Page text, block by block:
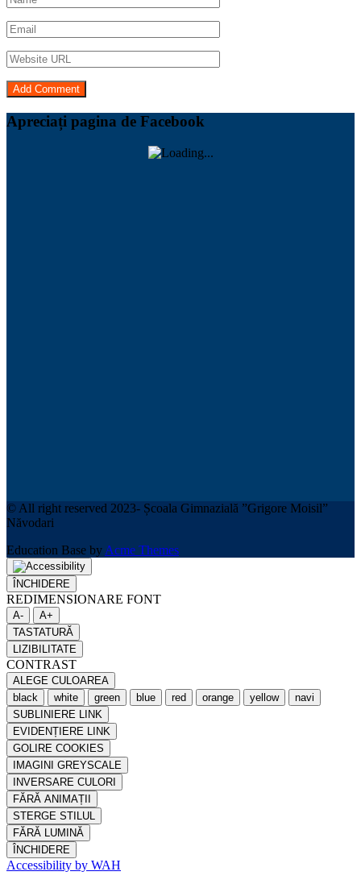
Apreciați pagina de Facebook
© All right reserved 2023- Școala Gimnazială ”Grigore Moisil”
Năvodari
Education Base by Acme Themes
ÎNCHIDERE
REDIMENSIONARE FONT
A-
A+
TASTATURĂ
LIZIBILITATE
CONTRAST
ALEGE CULOAREA
black
white green blue red orange yellow
navi
SUBLINIERE LINK
EVIDENȚIERE LINK
GOLIRE COOKIES
IMAGINI GREYSCALE
INVERSARE CULORI
FĂRĂ ANIMAȚII
STERGE STILUL
FĂRĂ LUMINĂ
ÎNCHIDERE
Accessibility by WAH